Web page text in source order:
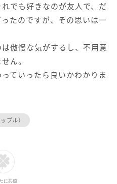
でも好きなのが友人で、だ
たのですが、その思いは一
傲慢な気がするし、不用意
ん。
ていったら良いかわかりま
プル）
に共感